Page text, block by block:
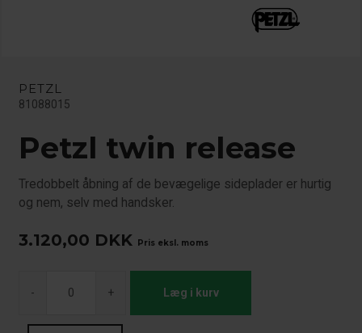
PETZL
81088015
Petzl twin release
Tredobbelt åbning af de bevægelige sideplader er hurtig
og nem, selv med handsker.
3.120,00 DKK Pris eksl. moms
- + Læg i kurv